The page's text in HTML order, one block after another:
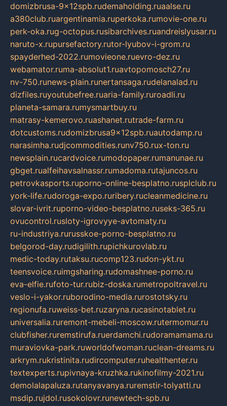
domizbrusa-9x12spb.rudemaholding.ruaalse.ru
a380club.ruargentinamia.ruperkoka.rumovie-one.ru
perk-oka.rug-octopus.rusibarchives.ruandreislyusar.ru
naruto-x.rupursefactory.rutor-lyubov-i-grom.ru
spayderhed-2022.rumovieone.ruevro-dez.ru
webamator.ruma-absolut1.ruavtopomosch27.ru
nv-750.runews-plain.runertansaga.rudelanalad.ru
dizfiles.ruyoutubefree.ruaria-family.ruroadli.ru
planeta-samara.rumysmartbuy.ru
matrasy-kemerovo.ruashanet.rutrade-farm.ru
dotcustoms.rudomizbrusa9x12spb.ruautodamp.ru
narasimha.rudjcommodities.runv750.rux-ton.ru
newsplain.rucardvoice.rumodopaper.rumanunae.ru
gbget.rualfeihavsalnassr.rumadoma.rutajuncos.ru
petrovkasports.ruporno-online-besplatno.rusplclub.ru
york-life.rudoroga-expo.ruribery.rucleanmedicine.ru
slovar-ivrit.ruporno-video-besplatno.ruseks-365.ru
ovucontrol.rusloty-igrovyye-avtomaty.ru
ru-industriya.rurusskoe-porno-besplatno.ru
belgorod-day.rudigilith.rupichkurovlab.ru
medic-today.rutaksu.rucomp123.rudon-ykt.ru
teensvoice.ruimgsharing.rudomashnee-porno.ru
eva-elfie.rufoto-tur.rubiz-doska.rumetropoltravel.ru
veslo-i-yakor.ruborodino-media.rurostotsky.ru
regionufa.ruweiss-bet.ruzaryna.rucasinotablet.ru
universalia.ruremont-mebeli-moscow.rutermomur.ru
clubfisher.ruremstirufa.ruerdamchi.rudoramamama.ru
muraviovka-park.ruworldofwoman.ruclean-dreams.ru
arkrym.rukristinita.rudircomputer.ruhealthenter.ru
textexperts.rupivnaya-kruzhka.rukinofilmy-2021.ru
demolalapaluza.rutanyavanya.ruremstir-tolyatti.ru
msdip.rujdol.rusokolovr.runewtech-spb.ru